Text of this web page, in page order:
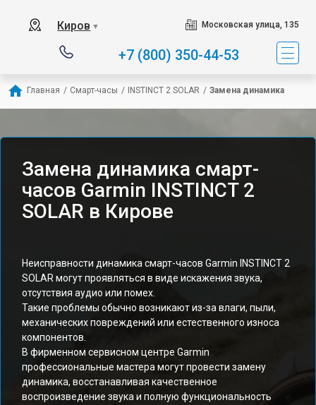
Киров ▼ Московская улица, 135
+7 (800) 350-44-53
Главная / Смарт-часы / INSTINCT 2 SOLAR / Замена динамика
Замена динамика смарт-
часов Garmin INSTINCT 2
SOLAR в Кирове
Неисправности динамика смарт-часов Garmin INSTINCT 2
SOLAR могут проявляться в виде искажения звука,
отсутствия аудио или помех.
Такие проблемы обычно возникают из-за влаги, пыли,
механических повреждений или естественного износа
компонентов.
В фирменном сервисном центре Garmin
профессиональные мастера могут провести замену
динамика, восстанавливая качественное
воспроизведение звука и полную функциональность